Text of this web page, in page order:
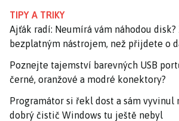
TIPY A TRIKY
Ajťák radí: Neumírá vám náhodou
bezplatným nástrojem, než přijdete o
Poznejte tajemství barevných USB
černé, oranžové a modré konektory?
Programátor si řekl dost a sám vyvinul
dobrý čistič Windows tu ještě nebyl